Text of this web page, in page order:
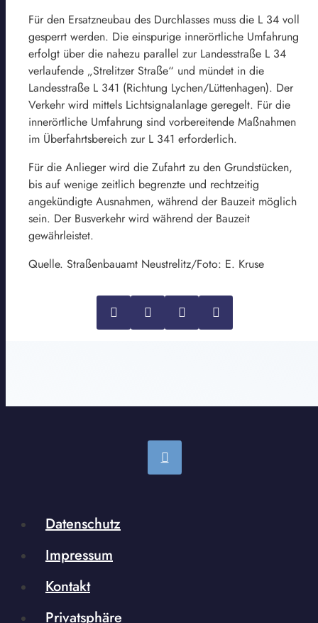
Für den Ersatzneubau des Durchlasses muss die L 34 voll
gesperrt werden. Die einspurige innerörtliche Umfahrung
erfolgt über die nahezu parallel zur Landesstraße L 34
verlaufende „Strelitzer Straße“ und mündet in die
Landesstraße L 341 (Richtung Lychen/Lüttenhagen). Der
Verkehr wird mittels Lichtsignalanlage geregelt. Für die
innerörtliche Umfahrung sind vorbereitende Maßnahmen
im Überfahrtsbereich zur L 341 erforderlich.
Für die Anlieger wird die Zufahrt zu den Grundstücken,
bis auf wenige zeitlich begrenzte und rechtzeitig
angekündigte Ausnahmen, während der Bauzeit möglich
sein. Der Busverkehr wird während der Bauzeit
gewährleistet.
Quelle. Straßenbauamt Neustrelitz/Foto: E. Kruse
Datenschutz
Impressum
Kontakt
Privatsphäre